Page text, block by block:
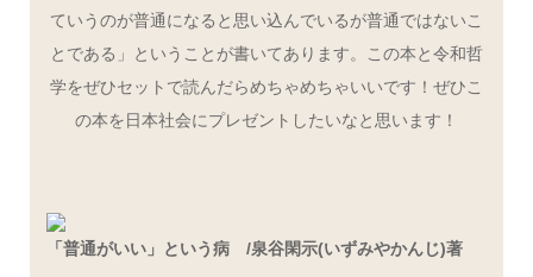
ていうのが普通になると思い込んでいるが普通ではないこ
とである」ということが書いてあります。この本と令和哲
学をぜひセットで読んだらめちゃめちゃいいです！ぜひこ
の本を日本社会にプレゼントしたいなと思います！
「普通がいい」という病 /泉谷閑示(いずみやかんじ)著